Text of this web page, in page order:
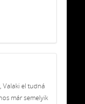
Valaki el tudná
már semelyik